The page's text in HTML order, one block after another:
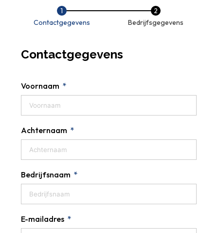
Contactgegevens Bedrijfsgegevens
Contactgegevens
Voornaam
Achternaam
Bedrijfsnaam
E-mailadres